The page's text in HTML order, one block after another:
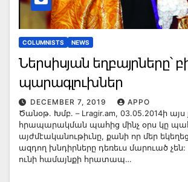
COLUMNISTS NEWS
Ներսիսյան եղբայրները՝
պարագլուխներ
DECEMBER 7, 2019
APPO
Ծանօթ. Խմբ. – Lragir.am, 03.05.2014ի այս
հրապարակման պահից մինչ օրս կը
այժմէականութիւնը, քանի որ մեր
ազդող խնդիրները դեռեւս մարուած չեն:
ունի համայնքի հրատապ…